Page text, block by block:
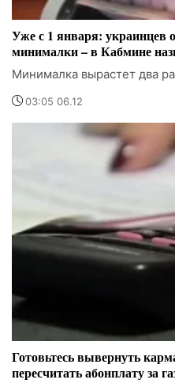
Уже с 1 января: украинцев
минималки – в Кабмине
Минималка вырастет два
03:05 06.12
Готовьтесь вывернуть
пересчитать абонплату за